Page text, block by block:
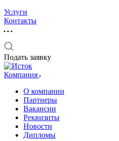
Услуги
Контакты
Подать заявку
Компания
О компании
Партнеры
Вакансии
Реквизиты
Новости
Дипломы